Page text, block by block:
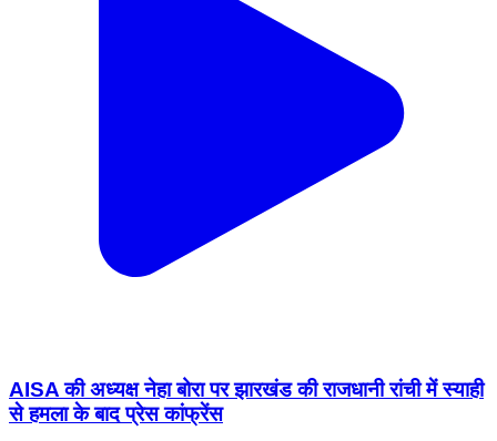
AISA की अध्यक्ष नेहा बोरा पर झारखंड की राजधानी रांची में स्याही
से हमला के बाद प्रेस कांफ्रेंस